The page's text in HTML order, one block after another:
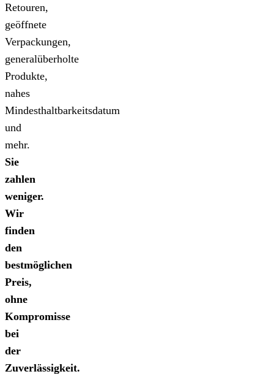
Retouren,
geöffnete
Verpackungen,
generalüberholte
Produkte,
nahes
Mindesthaltbarkeitsdatum
und
mehr.
Sie
zahlen
weniger.
Wir
finden
den
bestmöglichen
Preis,
ohne
Kompromisse
bei
der
Zuverlässigkeit.